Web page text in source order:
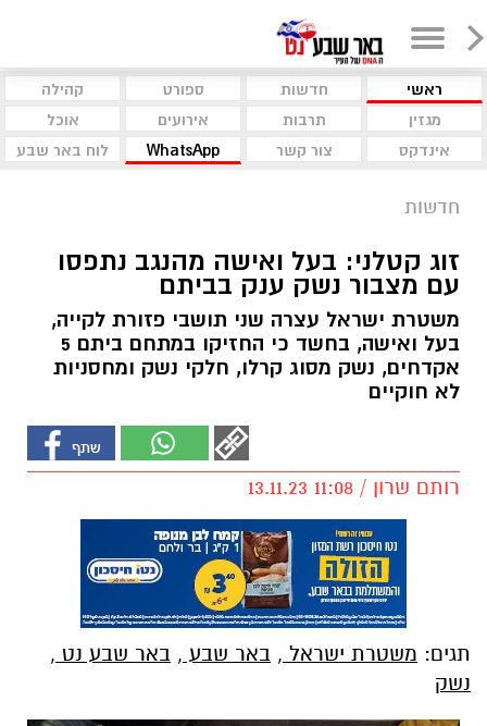
ראשי חדשות ספורט
קהילה
מגזין
תרבות אירועים
אוכל
אינדקס
צור קשר WhatsApp לוח באר שבע
חדשות
זוג קטלני: בעל ואישה מהנגב נתפסו
עם מצבור נשק ענק בביתם
משטרת ישראל עצרה שני תושבי פזורת לקייה,
בעל ואישה, בחשד כי החזיקו במתחם ביתם 5
אקדחים, נשק מסוג קרלו, חלקי נשק ומחסניות
לא חוקיים
רותם שרון / 11:08 13.11.23
תגים: משטרת ישראל , באר שבע , באר שבע נט ,
נשק